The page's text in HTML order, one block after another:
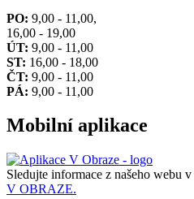
PO: 9,00 - 11,00,
16,00 - 19,00
ÚT: 9,00 - 11,00
ST: 16,00 - 18,00
ČT: 9,00 - 11,00
PÁ: 9,00 - 11,00
Mobilní aplikace
Sledujte informace z našeho webu v
V OBRAZE.